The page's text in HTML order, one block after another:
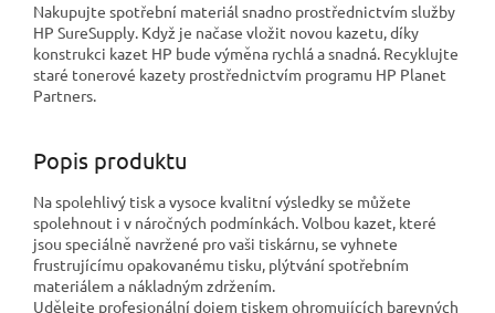
Nakupujte spotřební materiál snadno prostřednictvím služby
HP SureSupply. Když je načase vložit novou kazetu, díky
konstrukci kazet HP bude výměna rychlá a snadná. Recyklujte
staré tonerové kazety prostřednictvím programu HP Planet
Partners.
Popis produktu
Na spolehlivý tisk a vysoce kvalitní výsledky se můžete
spolehnout i v náročných podmínkách. Volbou kazet, které
jsou speciálně navržené pro vaši tiskárnu, se vyhnete
frustrujícímu opakovanému tisku, plýtvání spotřebním
materiálem a nákladným zdržením.
Udělejte profesionální dojem tiskem ohromujících barevných